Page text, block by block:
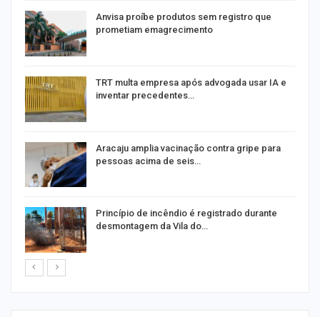
Anvisa proíbe produtos sem registro que
prometiam emagrecimento
TRT multa empresa após advogada usar IA e
inventar precedentes…
Aracaju amplia vacinação contra gripe para
pessoas acima de seis…
Princípio de incêndio é registrado durante
desmontagem da Vila do…